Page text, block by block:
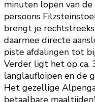
minuten lopen van
persoons
brengt je
daarmee directe
piste afdalingen tot
Verder ligt het op ca.
langlaufloipen en de
Het gezellige
betaalbare